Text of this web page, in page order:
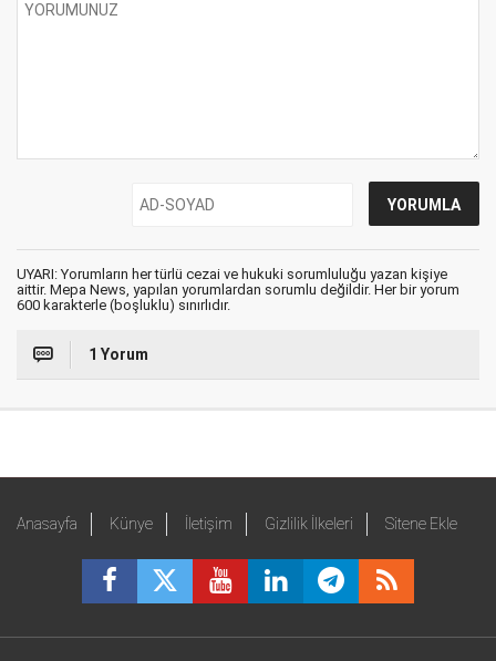
UYARI: Yorumların her türlü cezai ve hukuki sorumluluğu yazan kişiye
aittir. Mepa News, yapılan yorumlardan sorumlu değildir. Her bir yorum
600 karakterle (boşluklu) sınırlıdır.
1 Yorum
Anasayfa Künye İletişim Gizlilik İlkeleri Sitene Ekle